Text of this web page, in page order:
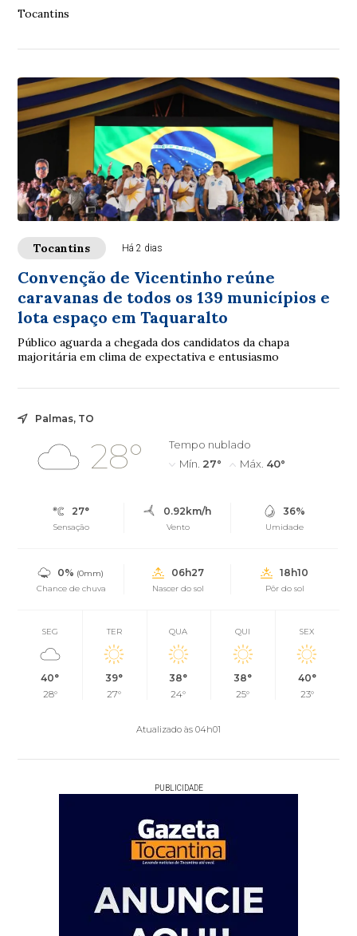
Tocantins
Tocantins Há 2 dias
Convenção de Vicentinho reúne
caravanas de todos os 139 municípios e
lota espaço em Taquaralto
Público aguarda a chegada dos candidatos da chapa
majoritária em clima de expectativa e entusiasmo
Palmas, TO
28°
Tempo nublado
Mín. 27° Máx. 40°
27°
Sensação
0.92km/h
Vento
36%
Umidade
0% (0mm)
Chance de chuva
06h27
Nascer do sol
18h10
Pôr do sol
SEG
40°
28°
TER
39°
27°
QUA
38°
24°
QUI
38°
25°
SEX
40°
23°
Atualizado às 04h01
PUBLICIDADE